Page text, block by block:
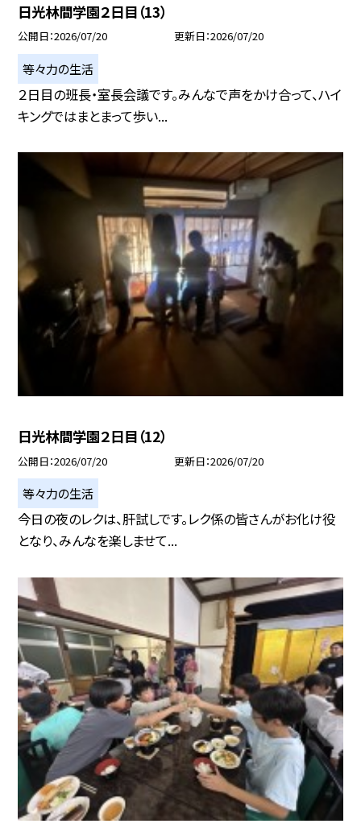
日光林間学園２日目（13）
公開日 2026/07/20 更新日 2026/07/20
等々力の生活
２日目の班長・室長会議です。みんなで声をかけ合って、ハイ
キングではまとまって歩い...
日光林間学園２日目（12）
公開日 2026/07/20 更新日 2026/07/20
等々力の生活
今日の夜のレクは、肝試しです。レク係の皆さんがお化け役
となり、みんなを楽しませて...